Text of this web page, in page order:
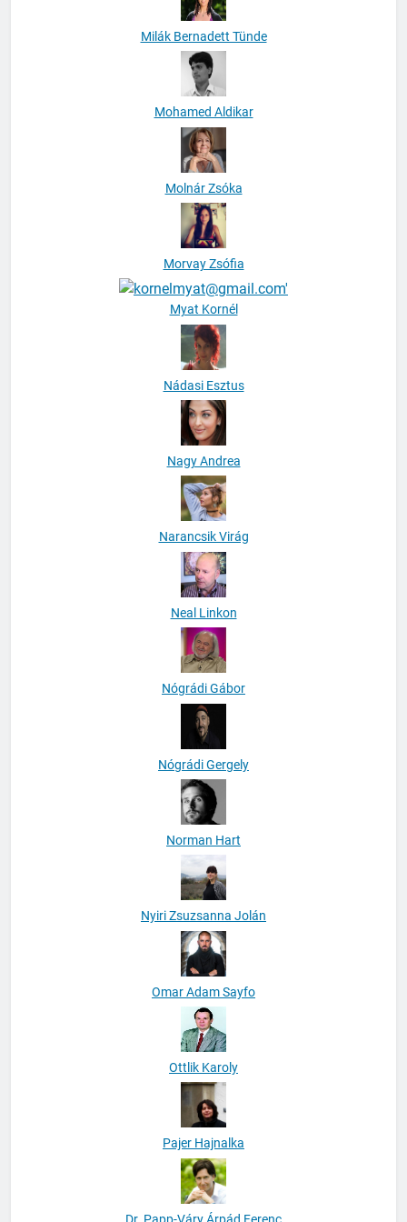
Milák Bernadett Tünde
Mohamed Aldikar
Molnár Zsóka
Morvay Zsófia
Myat Kornél
Nádasi Esztus
Nagy Andrea
Narancsik Virág
Neal Linkon
Nógrádi Gábor
Nógrádi Gergely
Norman Hart
Nyiri Zsuzsanna Jolán
Omar Adam Sayfo
Ottlik Karoly
Pajer Hajnalka